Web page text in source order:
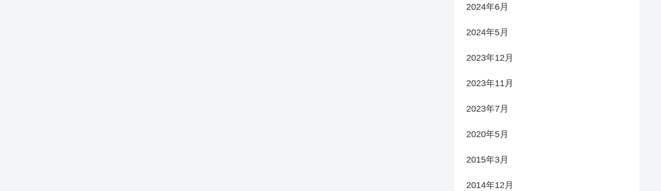
2024年6月
2024年5月
2023年12月
2023年11月
2023年7月
2020年5月
2015年3月
2014年12月